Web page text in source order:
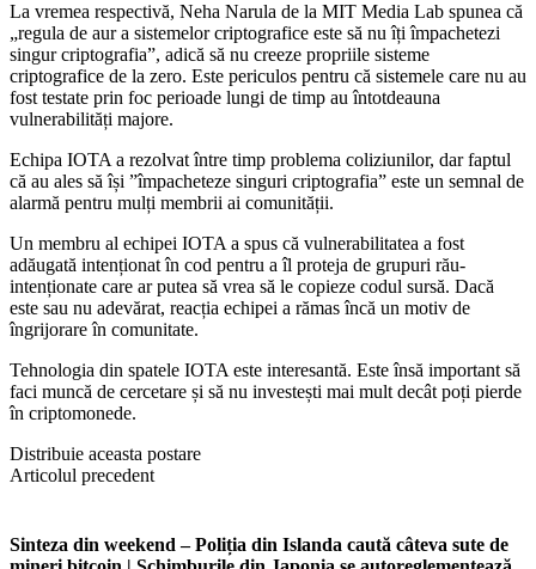
La vremea respectivă, Neha Narula de la MIT Media Lab spunea că
„regula de aur a sistemelor criptografice este să nu îți împachetezi
singur criptografia”, adică să nu creeze propriile sisteme
criptografice de la zero. Este periculos pentru că sistemele care nu au
fost testate prin foc perioade lungi de timp au întotdeauna
vulnerabilități majore.
Echipa IOTA a rezolvat între timp problema coliziunilor, dar faptul
că au ales să își ”împacheteze singuri criptografia” este un semnal de
alarmă pentru mulți membrii ai comunității.
Un membru al echipei IOTA a spus că vulnerabilitatea a fost
adăugată intenționat în cod pentru a îl proteja de grupuri rău-
intenționate care ar putea să vrea să le copieze codul sursă. Dacă
este sau nu adevărat, reacția echipei a rămas încă un motiv de
îngrijorare în comunitate.
Tehnologia din spatele IOTA este interesantă. Este însă important să
faci muncă de cercetare și să nu investești mai mult decât poți pierde
în criptomonede.
Distribuie aceasta postare
Articolul precedent
Sinteza din weekend – Poliția din Islanda caută câteva sute de